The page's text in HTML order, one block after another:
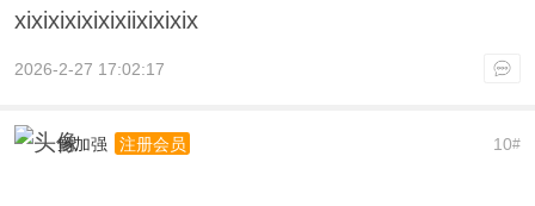
xixixixixixixiixixixix
2026-2-27 17:02:17
10#
鲍加强 注册会员